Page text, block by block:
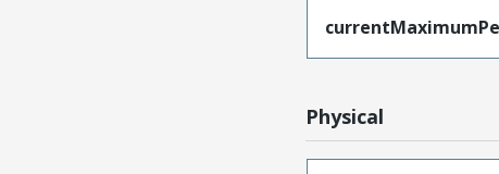
Physical